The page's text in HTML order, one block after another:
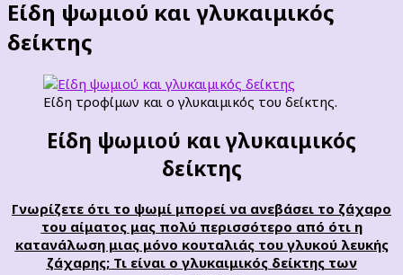
Είδη ψωμιού και γλυκαιμικός
δείκτης
Είδη τροφίμων και ο γλυκαιμικός του δείκτης.
Είδη ψωμιού και γλυκαιμικός
δείκτης
Γνωρίζετε ότι το ψωμί μπορεί να ανεβάσει το ζάχαρο
του αίματος μας πολύ περισσότερο από ότι η
κατανάλωση μιας μόνο κουταλιάς του γλυκού λευκής
ζάχαρης; Τι είναι ο γλυκαιμικός δείκτηςτων